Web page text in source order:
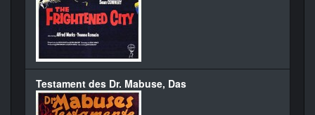
Testament des Dr. Mabuse, Das